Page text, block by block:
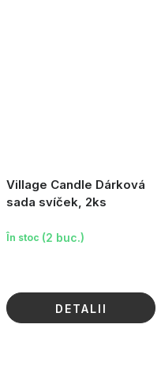
Village Candle Dárková
sada svíček, 2ks
În stoc (2 buc.)
DETALII